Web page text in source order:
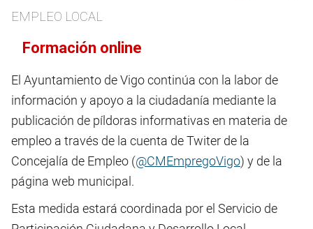
EMPLEO LOCAL
Formación online
El Ayuntamiento de Vigo continúa con la labor de
información y apoyo a la ciudadanía mediante la
publicación de píldoras informativas en materia de
empleo a través de la cuenta de Twiter de la
Concejalía de Empleo (@CMEmpregoVigo) y de la
página web municipal.
Esta medida estará coordinada por el Servicio de